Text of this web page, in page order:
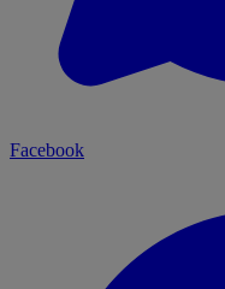
Facebook